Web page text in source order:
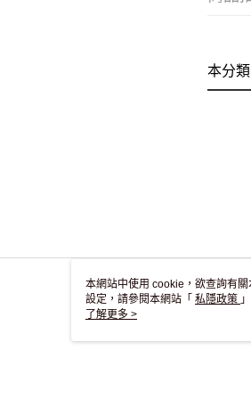
本分
本網站中使用 cookie，欲查詢有
設定，請參閱本網站「 私隱政策
用 cookie。
了解更多 >